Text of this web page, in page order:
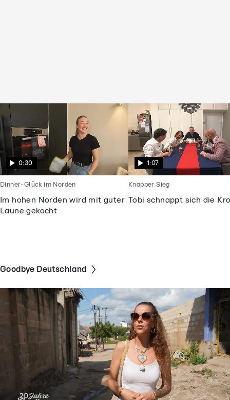
0:30
Im hohen Norden wird mit guter
Laune gekocht
Dinner-Glück im Norden
1:07
Tobi schnappt sich die
Knapper Sieg
Goodbye Deutschland